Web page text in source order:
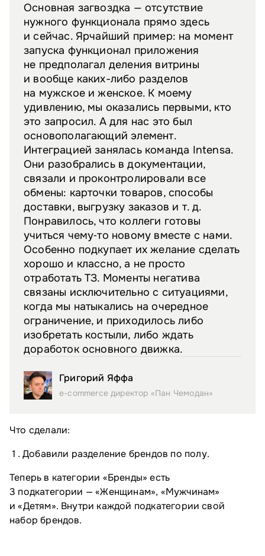
Основная загвоздка — отсутствие
нужного функционала прямо здесь
и сейчас. Ярчайший пример: на момент
запуска функционал приложения
не предполагал деления витрины
и вообще каких-либо разделов
на мужское и женское. К моему
удивлению, мы оказались первыми, кто
это запросил. А для нас это был
основополагающий элемент.
Интеграцией занялась команда Intensa.
Они разобрались в документации,
связали и проконтролировали все
обмены: карточки товаров, способы
доставки, выгрузку заказов и т. д.
Понравилось, что коллеги готовы
учиться чему‑то новому вместе с нами.
Особенно подкупает их желание сделать
хорошо и классно, а не просто
отработать ТЗ. Моменты негатива
связаны исключительно с ситуациями,
когда мы натыкались на очередное
ограничение, и приходилось либо
изобретать костыли, либо ждать
доработок основного движка.
Григорий Яффа
e-commerce директор «Пан Чемодан»
Что сделали:
Добавили разделение брендов по полу.
Теперь в категории «Бренды» есть
3 подкатегории — «Женщинам», «Мужчинам»
и «Детям». Внутри каждой подкатегории свой
набор брендов.